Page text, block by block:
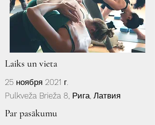
Laiks un vieta
25 ноября 2021 г.
Pulkveža Brieža 8, Рига, Латвия
Par pasākumu